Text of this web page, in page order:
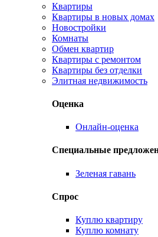
Квартиры
Квартиры в новых домах
Новостройки
Комнаты
Обмен квартир
Квартиры с ремонтом
Квартиры без отделки
Элитная недвижимость
Оценка
Онлайн-оценка
Специальные
Зеленая гавань
Спрос
Куплю квартиру
Куплю комнату